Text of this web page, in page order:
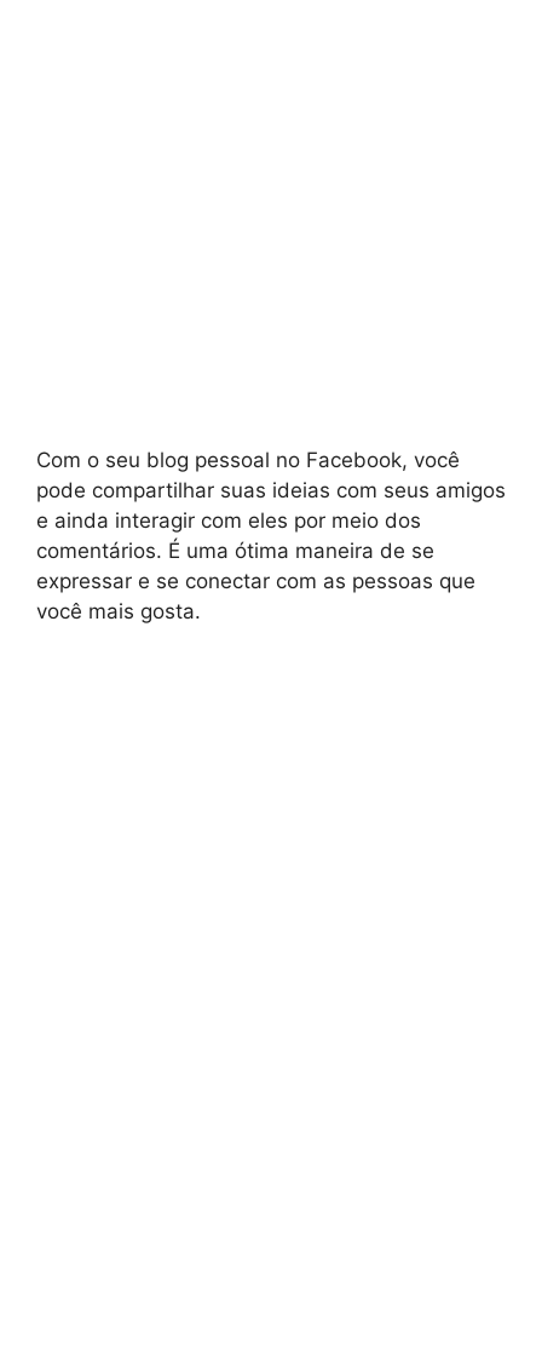
Com o seu blog pessoal no Facebook, você
pode compartilhar suas ideias com seus amigos
e ainda interagir com eles por meio dos
comentários. É uma ótima maneira de se
expressar e se conectar com as pessoas que
você mais gosta.